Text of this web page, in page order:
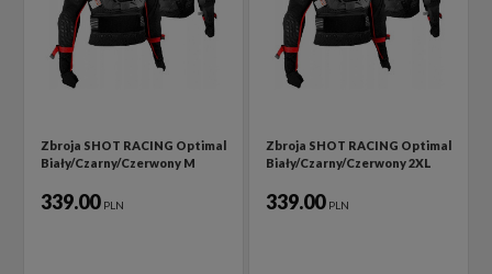
Zbroja SHOT RACING Optimal
Biały/Czarny/Czerwony M
339.00 PLN
Zbroja SHOT RACING Optimal
Biały/Czarny/Czerwony 2XL
339.00 PLN